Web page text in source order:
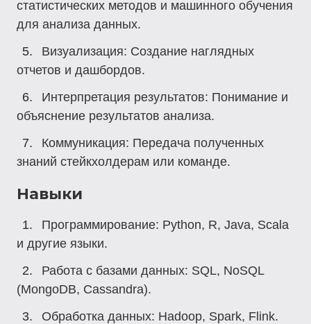
статистических методов и машинного обучения
для анализа данных.
Визуализация: Создание наглядных
отчетов и дашбордов.
Интерпретация результатов: Понимание и
объяснение результатов анализа.
Коммуникация: Передача полученных
знаний стейкхолдерам или команде.
Навыки
Программирование: Python, R, Java, Scala
и другие языки.
Работа с базами данных: SQL, NoSQL
(MongoDB, Cassandra).
Обработка данных: Hadoop, Spark, Flink.